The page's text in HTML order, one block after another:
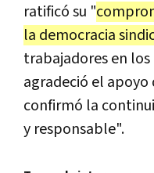
ratificó su "
la democracia
trabajadores en
agradeció el apoyo
confirmó la
y responsable".